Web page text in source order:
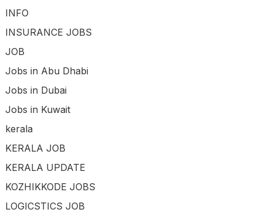
INFO
INSURANCE JOBS
JOB
Jobs in Abu Dhabi
Jobs in Dubai
Jobs in Kuwait
kerala
KERALA JOB
KERALA UPDATE
KOZHIKKODE JOBS
LOGICSTICS JOB